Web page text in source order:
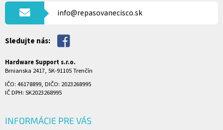
info@repasovanecisco.sk
Sledujte nás:
Hardware Support s.r.o.
Brnianska 2417, SK-91105 Trenčín
IČO: 46178899, DIČO: 2023268995
IČ DPH: SK2023268995
INFORMÁCIE PRE VÁS